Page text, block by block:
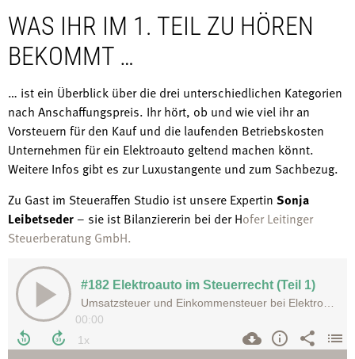
WAS IHR IM 1. TEIL ZU HÖREN
BEKOMMT …
… ist ein Überblick über die drei unterschiedlichen Kategorien
nach Anschaffungspreis. Ihr hört, ob und wie viel ihr an
Vorsteuern für den Kauf und die laufenden Betriebskosten
Unternehmen für ein Elektroauto geltend machen könnt.
Weitere Infos gibt es zur Luxustangente und zum Sachbezug.
Zu Gast im Steueraffen Studio ist unsere Expertin Sonja
Leibetseder– sie ist Bilanziererin bei der Hofer Leitinger
Steuerberatung GmbH.